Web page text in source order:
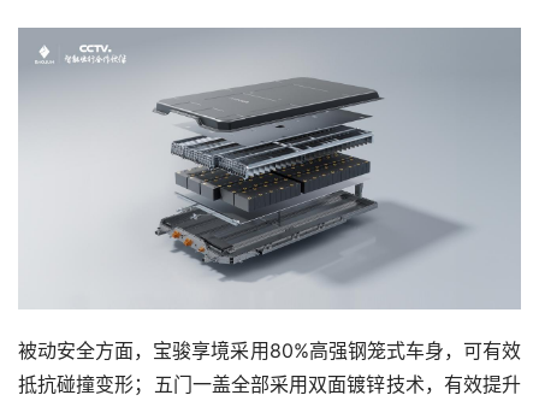
被动安全方面，宝骏享境采用80%高强钢笼式车身，可有效
抵抗碰撞变形；五门一盖全部采用双面镀锌技术，有效提升